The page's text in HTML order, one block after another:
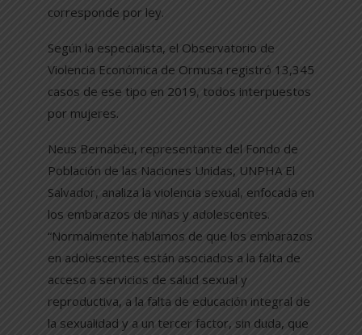
corresponde por ley.
Según la especialista, el Observatorio de
Violencia Económica de Ormusa registró 13,345
casos de ese tipo en 2019, todos interpuestos
por mujeres.
Neus Bernabéu, representante del Fondo de
Población de las Naciones Unidas, UNPHA El
Salvador, analiza la violencia sexual, enfocada en
los embarazos de niñas y adolescentes.
“Normalmente hablamos de que los embarazos
en adolescentes están asociados a la falta de
acceso a servicios de salud sexual y
reproductiva, a la falta de educación integral de
la sexualidad y a un tercer factor, sin duda, que